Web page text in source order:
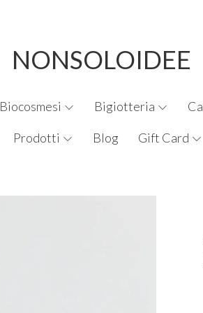
NONSOLOIDEE
Biocosmesi Bigiotteria
Prodotti Blog Gift Card